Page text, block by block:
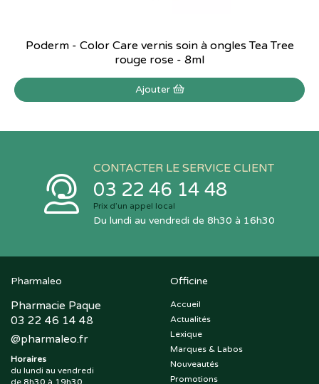
Poderm - Color Care vernis soin à ongles Tea Tree
rouge rose - 8ml
Ajouter
CONTACTER LE SERVICE CLIENT
03 22 46 14 48
Prix d’un appel local
Du lundi au vendredi de 8h30 à 16h30
Pharmaleo
Pharmacie Paque
03 22 46 14 48
@pharmaleo.fr
Horaires
du lundi au vendredi
de 8h30 à 19h30,
Officine
Accueil
Actualités
Lexique
Marques & Labos
Nouveautés
Promotions